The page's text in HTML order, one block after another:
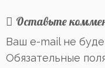
Оставьте
Ваш e-mail не
Обязательные